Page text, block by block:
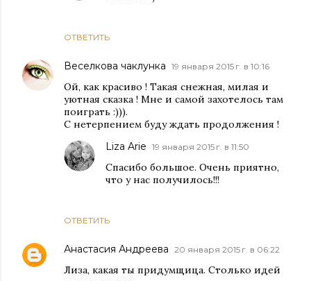
ОТВЕТИТЬ
Веселкова чаклунка 19 января 2015 г. в 10:16
Ой, как красиво ! Такая снежная, милая и
уютная сказка ! Мне и самой захотелось там
поиграть :))).
С нетерпением буду ждать продолжения !
ОТВЕТИТЬ
Liza Arie 19 января 2015 г. в 11:50
Спасибо большое. Очень приятно,
что у нас получилось!!!
Анастасия Андреева 20 января 2015 г. в 06:22
Лиза, какая ты придумщица. Столько идей